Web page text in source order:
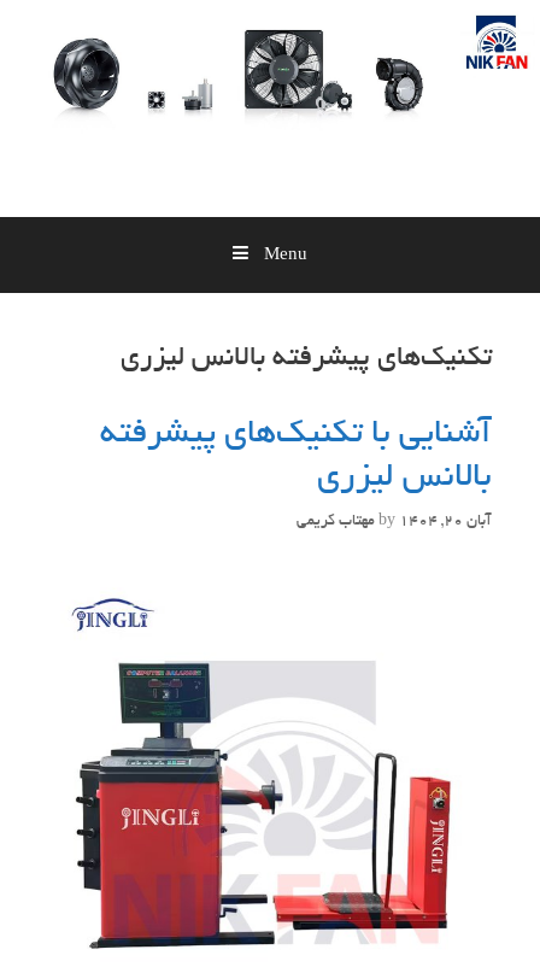
Skip
content
Menu
تکنیک‌های پیشرفته بالانس لیزری
آشنایی با تکنیک‌های پیشرفته
بالانس لیزری
آبان 20, 1404 by مهتاب کریمی